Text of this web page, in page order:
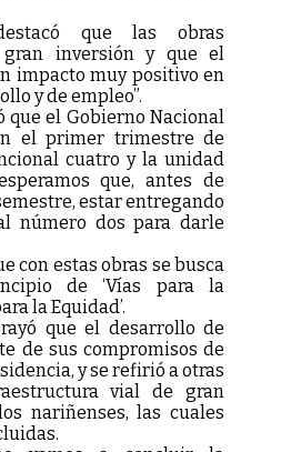
que las obras
gran inversión y que el
impacto muy positivo en
y de empleo”.
que el Gobierno Nacional
el primer trimestre de
cuatro y la unidad
que, antes de
estar entregando
número dos para darle
con estas obras se busca
de ‘Vías para la
la Equidad’.
que el desarrollo de
de sus compromisos de
y se refirió a otras
vial de gran
nariñenses, las cuales